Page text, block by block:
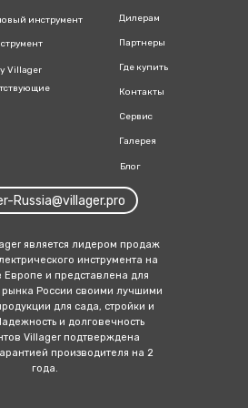
инструмент
Villager
Дилерам
Где купить
Контакты
Сервис
Галерея
Russia@villager.pro
является лидером продаж
еского инструмента на
Европе и представлена для
рынка России своими лучшими
для сада, стройки и
и долговечность
Villager подтверждена
производителя на 2
года.
Блог
Партнеры